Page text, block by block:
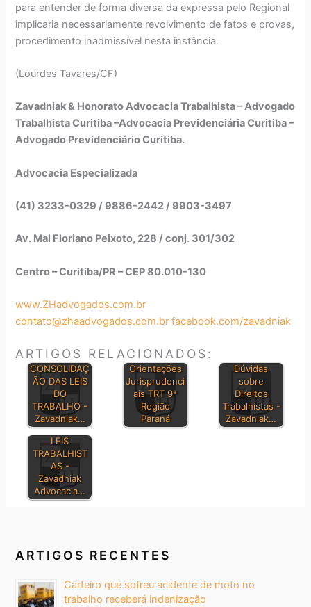
para entender de forma diversa da expressa pelo Regional
implicaria necessariamente revolvimento de fatos e provas,
procedimento inadmissível nesta instância.
(Lourdes Tavares/CF)
Zavadniak & Honorato Advocacia Trabalhista – Advogado
Trabalhista Curitiba –Advocacia Previdenciária Curitiba –
Advogado Previdenciário Curitiba.
Advocacia Especializada
(41) 3233-0329 / 9886-2442 / 9903-3497
Av. Mal Floriano Peixoto, 228 / conj. 301/302
Centro – Curitiba/PR – CEP 80.010-130
www.ZHadvogados.com.br
contato@zhaadvogados.com.br facebook.com/zavadniak
ARTIGOS RELACIONADOS:
CONSOLIDAÇ
ÃO DAS LEIS
DO
TRABALHO -
Zavadniak…
Orientações
Jurisprudenci
ais TRT 9ª
Região
Paraná
Dúvidas
sobre
Direitos
Trabalhistas -
Zavadniak…
PRINCIPAIS
LEIS
TRABALHIST
AS -
Zavadniak
Advocacia…
ARTIGOS RECENTES
Carteiro que sofreu acidente de moto no
trabalho receberá indenização